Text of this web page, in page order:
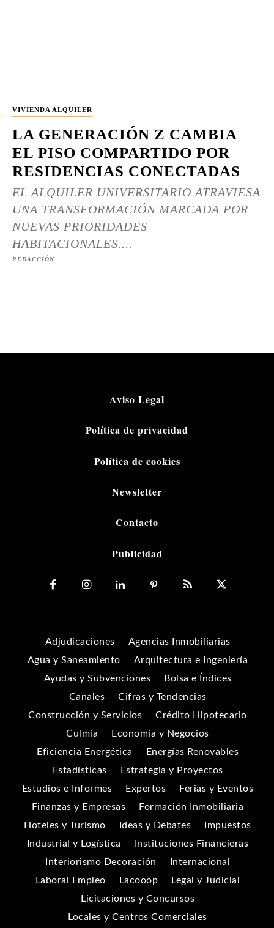
VIVIENDA ALQUILER
LA GENERACIÓN Z CAMBIA
EL PISO COMPARTIDO POR
RESIDENCIAS CONECTADAS
EL ALQUILER UNIVERSITARIO ATRAVIESA
UNA TRANSFORMACIÓN MARCADA POR
NUEVAS PRIORIDADES
HABITACIONALES....
REDACCIÓN
Aviso Legal
Política de privacidad
Política de cookies
Newsletter
Contacto
Publicidad
Adjudicaciones
Agencias Inmobiliarias
Agua y Saneamiento
Arquitectura e Ingeniería
Ayudas y Subvenciones
Bolsa e Índices
Canales
Cifras y Tendencias
Construcción y Servicios
Crédito Hipotecario
Culmia
Economía y Negocios
Eficiencia Energética
Energías Renovables
Estadísticas
Estrategia y Proyectos
Estudios e Informes
Expertos
Ferias y Eventos
Finanzas y Empresas
Formación Inmobiliaria
Hoteles y Turismo
Ideas y Debates
Impuestos
Industrial y Logística
Instituciones Financieras
Interiorismo Decoración
Internacional
Laboral Empleo
Lacooop
Legal y Judicial
Licitaciones y Concursos
Locales y Centros Comerciales